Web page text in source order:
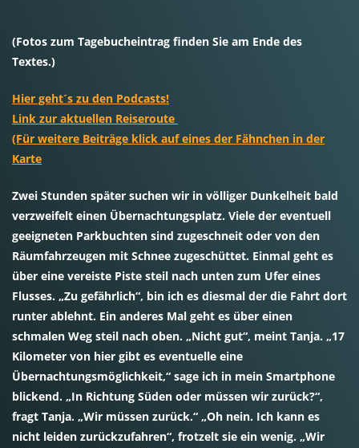
(Fotos zum Tagebucheintrag finden Sie am Ende des
Textes.)
Hier geht´s zu den Podcasts!
Link zur aktuellen Reiseroute
(Für weitere Beiträge klick auf eines der Fähnchen in der
Karte
Zwei Stunden später suchen wir in völliger Dunkelheit bald
verzweifelt einen Übernachtungsplatz. Viele der eventuell
geeigneten Parkbuchten sind zugeschneit oder von den
Räumfahrzeugen mit Schnee zugeschüttet. Einmal geht es
über eine vereiste Piste steil nach unten zum Ufer eines
Flusses. „Zu gefährlich“, bin ich es diesmal der die Fahrt dort
runter ablehnt. Ein anderes Mal geht es über einen
schmalen Weg steil nach oben. „Nicht gut“, meint Tanja. „17
Kilometer von hier gibt es eventuelle eine
Übernachtungsmöglichkeit,“ sage ich in mein Smartphone
blickend. „In Richtung Süden oder müssen wir zurück?“,
fragt Tanja. „Wir müssen zurück.“ „Oh nein. Ich kann es
nicht leiden zurückzufahren“, frotzelt sie ein wenig. „Wir